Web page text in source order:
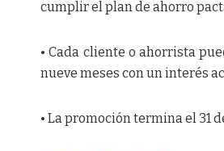
cumplir el plan de ahorro
• Cada cliente o ahorrista
nueve meses con un interés
• La promoción termina el 31